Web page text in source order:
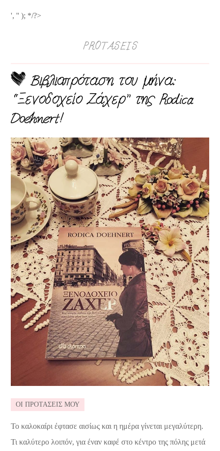
', '' ); */?>
PROTASEIS
Βιβλιοπρόταση του μήνα:
“Ξενοδοχείο Ζάχερ” της Rodica
Doehnert!
ΟΙ ΠΡΟΤΑΣΕΙΣ ΜΟΥ
Το καλοκαίρι έφτασε αισίως και η ημέρα γίνεται μεγαλύτερη.
Τι καλύτερο λοιπόν, για έναν καφέ στο κέντρο της πόλης μετά